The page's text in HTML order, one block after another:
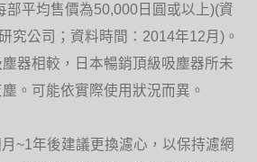
部平均售價為50,000日圓或以上)(資
究公司；資料時間：2014年12月)。
器相較，日本暢銷頂級吸塵器所未
。可能依實際使用狀況而異。
~1年後建議更換濾心，以保持濾網